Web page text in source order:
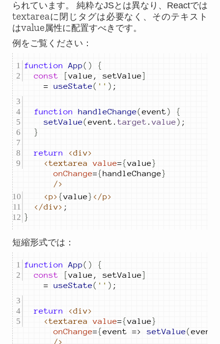
られています。 純粋なJSとは異なり、Reactでは
textareaに閉じタグは必要なく、そのテキスト
はvalue属性に配置すべきです。
例をご覧ください：
function App()
{
const
[value , setValue]
= useState( '' ) ;
function handleChange( event)
{
setValue( event . target . value) ;
}
return
<div>
<textarea
value={value}
onChange={handleChange}
/>
<p> {value} </p>
</div> ;
}
短縮形式では：
function App()
{
const
[value , setValue]
= useState( '' ) ;
return
<div>
<textarea
value={value}
onChange={event => setValue( event
/>